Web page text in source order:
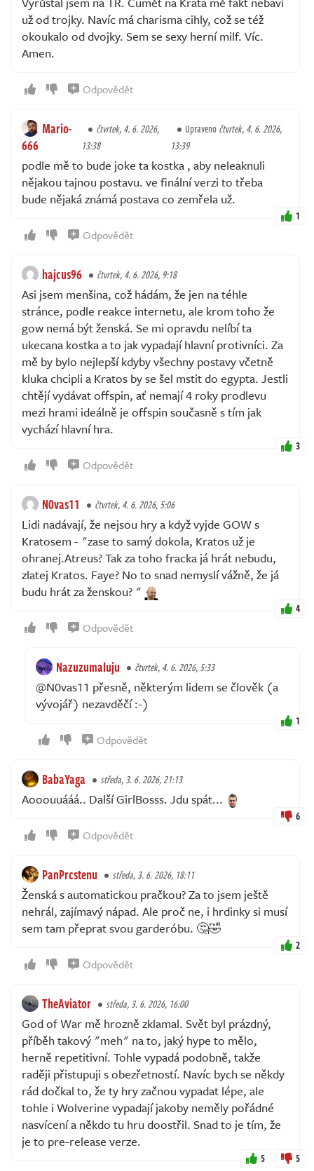
už od trojky. Navíc má charisma cihly, což se též
okoukalo od dvojky. Sem se sexy herní milf. Víc.
Amen.
Odpovědět
Mario-
666
čtvrtek, 4. 6. 2026,
13:38
Upravenočtvrtek, 4. 6. 2026,
13:39
podle mě to bude joke ta kostka , aby neleaknuli
nějakou tajnou postavu. ve finální verzi to třeba
bude nějaká známá postava co zemřela už.
1
Odpovědět
hajcus96 čtvrtek, 4. 6. 2026, 9:18
Asi jsem menšina, což hádám, že jen na téhle
stránce, podle reakce internetu, ale krom toho že
gow nemá být ženská. Se mi opravdu nelíbí ta
ukecana kostka a to jak vypadají hlavní protivníci. Za
mě by bylo nejlepší kdyby všechny postavy včetně
kluka chcipli a Kratos by se šel mstit do egypta. Jestli
chtějí vydávat offspin, ať nemají 4 roky prodlevu
mezi hrami ideálně je offspin současně s tím jak
vychází hlavní hra.
3
Odpovědět
N0vas11 čtvrtek, 4. 6. 2026, 5:06
Lidi nadávají, že nejsou hry a když vyjde GOW s
Kratosem - "zase to samý dokola, Kratos už je
ohranej.Atreus? Tak za toho fracka já hrát nebudu,
zlatej Kratos. Faye? No to snad nemyslí vážně, že já
budu hrát za ženskou? "
4
Odpovědět
Nazuzumaluju čtvrtek, 4. 6. 2026, 5:33
@N0vas11 přesně, některým lidem se člověk (a
vývojář) nezavděčí :-)
1
Odpovědět
BabaYaga středa, 3. 6. 2026, 21:13
Aooouuááá.. Další GirlBosss. Jdu spát...
6
Odpovědět
PanPrcstenu středa, 3. 6. 2026, 18:11
Ženská s automatickou pračkou? Za to jsem ještě
nehrál, zajímavý nápad. Ale proč ne, i hrdinky si musí
sem tam přeprat svou garderóbu. 🤔🤣
2
Odpovědět
TheAviator středa, 3. 6. 2026, 16:00
God of War mě hrozně zklamal. Svět byl prázdný,
příběh takový "meh" na to, jaký hype to mělo,
herně repetitivní. Tohle vypadá podobně, takže
raději přistupuji s obezřetností. Navíc bych se někdy
rád dočkal to, že ty hry začnou vypadat lépe, ale
tohle i Wolverine vypadají jakoby neměly pořádné
nasvícení a někdo tu hru doostřil. Snad to je tím, že
je to pre-release verze.
5 5